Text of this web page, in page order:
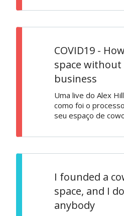
COVID19 -
space
business
Uma live do Alex
como foi o
seu espaço de
I founded a
space, and I
anybody